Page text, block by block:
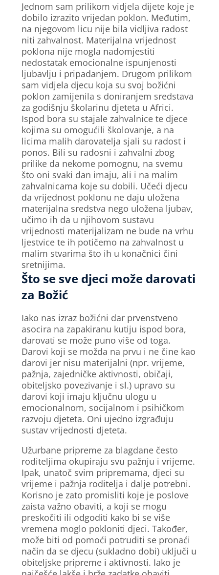
Jednom sam prilikom vidjela dijete koje je
dobilo izrazito vrijedan poklon. Međutim,
na njegovom licu nije bila vidljiva radost
niti zahvalnost. Materijalna vrijednost
poklona nije mogla nadomjestiti
nedostatak emocionalne ispunjenosti
ljubavlju i pripadanjem. Drugom prilikom
sam vidjela djecu koja su svoj božićni
poklon zamijenila s doniranjem sredstava
za godišnju školarinu djeteta u Africi.
Ispod bora su stajale zahvalnice te djece
kojima su omogućili školovanje, a na
licima malih darovatelja sjali su radost i
ponos. Bili su radosni i zahvalni zbog
prilike da nekome pomognu, na svemu
što oni svaki dan imaju, ali i na malim
zahvalnicama koje su dobili. Učeći djecu
da vrijednost poklonu ne daju uložena
materijalna sredstva nego uložena ljubav,
učimo ih da u njihovom sustavu
vrijednosti materijalizam ne bude na vrhu
ljestvice te ih potičemo na zahvalnost u
malim stvarima što ih u konačnici čini
sretnijima.
Što se sve djeci može darovati
za Božić
Iako nas izraz božićni dar prvenstveno
asocira na zapakiranu kutiju ispod bora,
darovati se može puno više od toga.
Darovi koji se možda na prvu i ne čine kao
darovi jer nisu materijalni (npr. vrijeme,
pažnja, zajedničke aktivnosti, običaji,
obiteljsko povezivanje i sl.) upravo su
darovi koji imaju ključnu ulogu u
emocionalnom, socijalnom i psihičkom
razvoju djeteta. Oni ujedno izgrađuju
sustav vrijednosti djeteta.
Užurbane pripreme za blagdane često
roditeljima okupiraju svu pažnju i vrijeme.
Ipak, unatoč svim pripremama, djeci su
vrijeme i pažnja roditelja i dalje potrebni.
Korisno je zato promisliti koje je poslove
zaista važno obaviti, a koji se mogu
preskočiti ili odgoditi kako bi se više
vremena moglo pokloniti djeci. Također,
može biti od pomoći potruditi se pronaći
način da se djecu (sukladno dobi) uključi u
obiteljske pripreme i aktivnosti. Iako je